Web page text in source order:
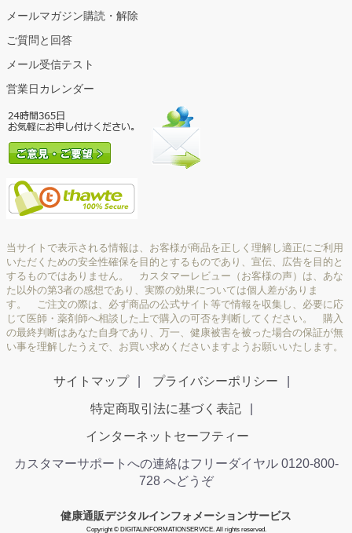
メールマガジン購読・解除
ご質問と回答
メール受信テスト
営業日カレンダー
当サイトで表示される情報は、お客様が商品を正しく理解し適正にご利用
いただくための安全性確保を目的とするものであり、宣伝、広告を目的と
するものではありません。 カスタマーレビュー（お客様の声）は、あな
た以外の第3者の感想であり、実際の効果については個人差がありま
す。 ご注文の際は、必ず商品の公式サイト等で情報を収集し、必要に応
じて医師・薬剤師へ相談した上で購入の可否を判断してください。 購入
の最終判断はあなた自身であり、万一、健康被害を被った場合の保証が無
い事を理解したうえで、お買い求めくださいますようお願いいたします。
サイトマップ プライバシーポリシー
特定商取引法に基づく表記
インターネットセーフティー
カスタマーサポートへの連絡はフリーダイヤル 0120-800-
728 へどうぞ
健康通販デジタルインフォメーションサービス
Copyright © DIGITALINFORMATIONSERVICE. All rights reserved.